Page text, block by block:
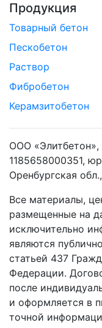
Продукция
Товарный бетон
Пескобетон
Раствор
Фибробетон
Керамзитобетон
ООО
1185658000351,
Оренбургская
Все материалы,
размещенные на
исключительно
являются
статьей 437
Федерации.
после
и оформляется в
точной